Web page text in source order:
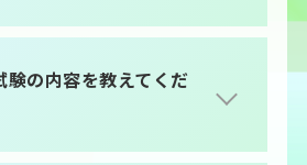
験の内容を教えてくだ